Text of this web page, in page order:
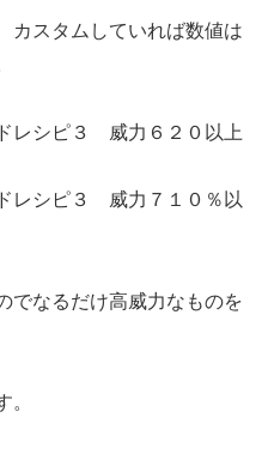
スタムしていれば数値は
レシピ３ 威力６２０以上
レシピ３ 威力７１０％以
でなるだけ高威力なものを
。